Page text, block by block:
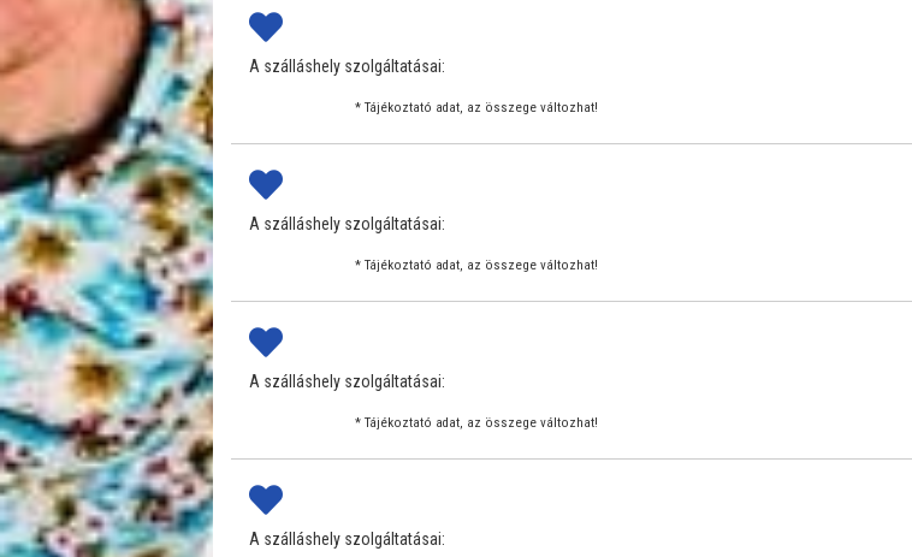
A szálláshely szolgáltatásai:
* Tájékoztató adat, az összege változhat!
A szálláshely szolgáltatásai:
* Tájékoztató adat, az összege változhat!
A szálláshely szolgáltatásai:
* Tájékoztató adat, az összege változhat!
A szálláshely szolgáltatásai: